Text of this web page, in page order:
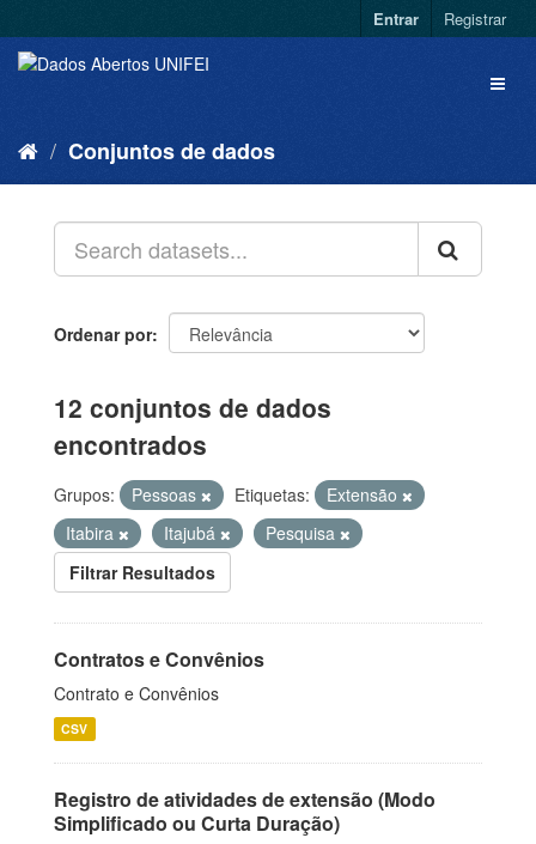
Entrar Registrar
Conjuntos de dados
Ordenar por
12 conjuntos de dados
encontrados
Grupos: Pessoas Etiquetas:
Extensão
Itabira
Itajubá
Pesquisa
Filtrar Resultados
Contratos e Convênios
Contrato e Convênios
CSV
Registro de atividades de extensão (Modo
Simplificado ou Curta Duração)